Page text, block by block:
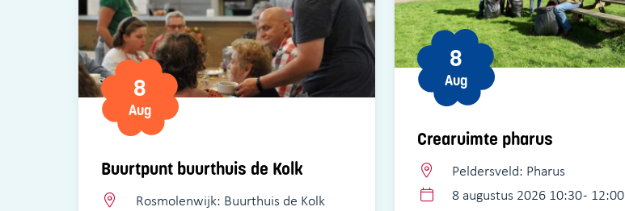
Buurtpunt buurthuis de Kolk
8
Aug
Rosmolenwijk: Buurthuis de Kolk
Crearuimte pharus
8
Aug
Peldersveld: Pharus
8 augustus 2026 10:30 - 12:00